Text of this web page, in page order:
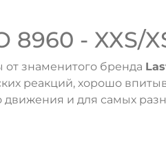
8960 - XXS/
знаменитого бренда
реакций, хорошо
движения и для самых